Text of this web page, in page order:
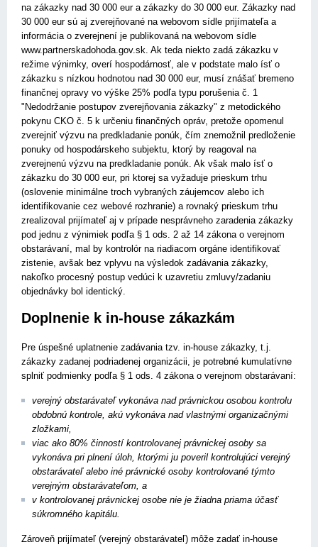
na zákazky nad 30 000 eur a zákazky do 30 000 eur. Zákazky nad
30 000 eur sú aj zverejňované na webovom sídle prijímateľa a
informácia o zverejnení je publikovaná na webovom sídle
www.partnerskadohoda.gov.sk. Ak teda niekto zadá zákazku v
režime výnimky, overí hospodárnosť, ale v podstate malo ísť o
zákazku s nízkou hodnotou nad 30 000 eur, musí znášať bremeno
finančnej opravy vo výške 25% podľa typu porušenia č. 1
"Nedodržanie postupov zverejňovania zákazky" z metodického
pokynu CKO č. 5 k určeniu finančných opráv, pretože opomenul
zverejniť výzvu na predkladanie ponúk, čím znemožnil predloženie
ponuky od hospodárskeho subjektu, ktorý by reagoval na
zverejnenú výzvu na predkladanie ponúk. Ak však malo ísť o
zákazku do 30 000 eur, pri ktorej sa vyžaduje prie­skum trhu
(oslovenie minimálne troch vybraných záujemcov alebo ich
identifikovanie cez webové rozhranie) a rovnaký prieskum trhu
zrealizoval prijímateľ aj v prípade nesprávneho zaradenia zákazky
pod jednu z výnimiek podľa § 1 ods. 2 až 14 zákona o verejnom
obstarávaní, mal by kontrolór na riadiacom orgáne identifikovať
zistenie, avšak bez vplyvu na výsledok zadávania zákazky,
nakoľko procesný postup vedúci k uzavretiu zmluvy/zadaniu
objednávky bol identický.
Doplnenie k in-house zákazkám
Pre úspešné uplatnenie zadávania tzv. in-house zákazky, t.j.
zákazky zadanej podriadenej organizácii, je potrebné kumulatívne
splniť podmienky podľa § 1 ods. 4 zákona o verejnom obstarávaní:
verejný obstarávateľ vykonáva nad právnickou osobou kontrolu
obdobnú kontrole, akú vykonáva nad vlastnými organizačnými
zložkami,
viac ako 80% činností kontrolovanej právnickej osoby sa
vykonáva pri plnení úloh, ktorými ju poveril kontrolujúci verejný
obstarávateľ alebo iné právnické osoby kontrolované týmto
verejným obstarávateľom, a
v kontrolovanej právnickej osobe nie je žiadna priama účasť
súkromného kapitálu.
Zároveň prijímateľ (verejný obstarávateľ) môže zadať in-house